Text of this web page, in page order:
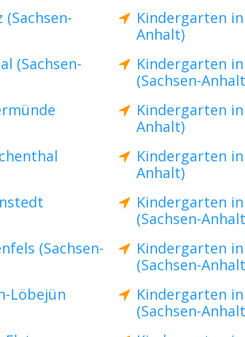
Kindergarten in
Anhalt)
(Sachsen-
Kindergarten
(Sachsen-
Kindergarten
Anhalt)
Kindergarten
Anhalt)
Kindergarten
(Sachsen-
(Sachsen-
Kindergarten
(Sachsen-
Löbejün
Kindergarten
(Sachsen-